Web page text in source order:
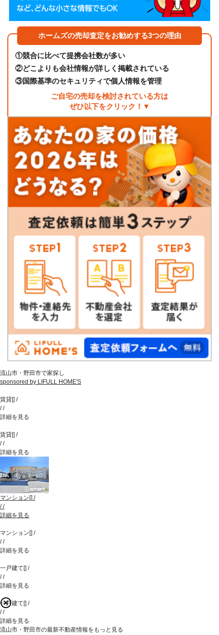
ホームズの売却査定をお勧めする3つの理由
①競合に比べて提携会社数が多い
②どこよりも会社情報が詳しく掲載されている
③国際基準のセキュリティで個人情報を管理
ご自宅の売却を検討されている方は
ぜひ以下をクリック！▼
流山市・野田市で家探し
sponsored by LIFULL HOME'S
賃貸[] /
//
詳細を見る
賃貸[] /
//
詳細を見る
マンション [] /
//
詳細を見る
マンション [] /
//
詳細を見る
一戸建て [] /
//
詳細を見る
一戸建て [] /
//
詳細を見る
流山市・野田市の最新不動産情報をもっと見る